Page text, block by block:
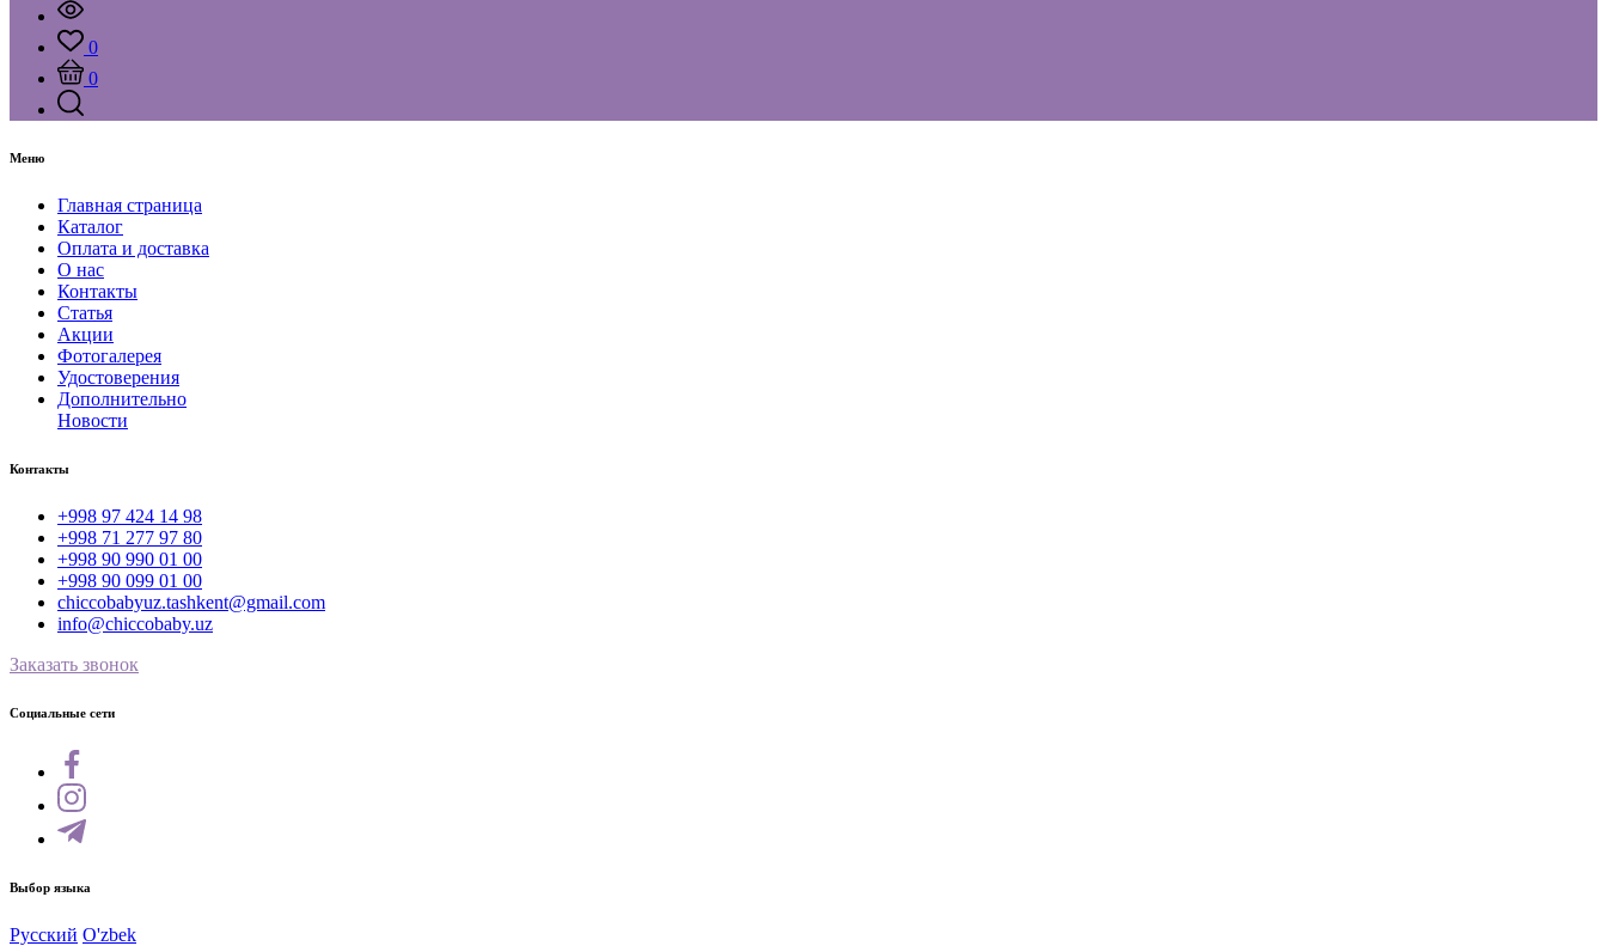
0
0
Меню
Главная страница
Каталог
Оплата и доставка
О нас
Контакты
Статья
Акции
Фотогалерея
Удостоверения
Дополнительно
Новости
Контакты
+998 97 424 14 98
+998 71 277 97 80
+998 90 990 01 00
+998 90 099 01 00
chiccobabyuz.tashkent@gmail.com
info@chiccobaby.uz
Заказать звонок
Социальные сети
Выбор языка
Русский O'zbek